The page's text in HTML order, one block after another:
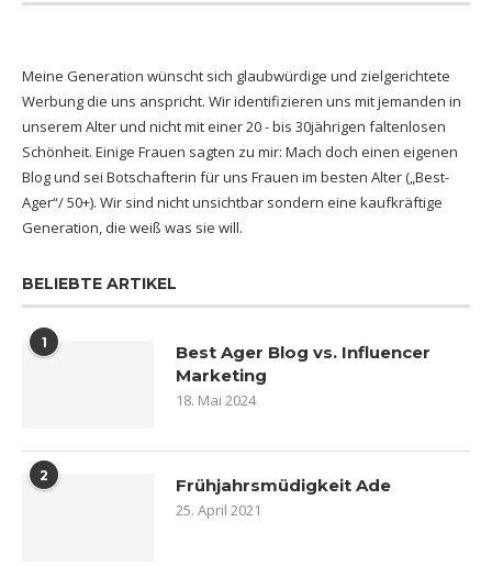
Meine Generation wünscht sich glaubwürdige und zielgerichtete
Werbung die uns anspricht. Wir identifizieren uns mit jemanden in
unserem Alter und nicht mit einer 20 - bis 30jährigen faltenlosen
Schönheit. Einige Frauen sagten zu mir: Mach doch einen eigenen
Blog und sei Botschafterin für uns Frauen im besten Alter („Best-
Ager“/ 50+). Wir sind nicht unsichtbar sondern eine kaufkräftige
Generation, die weiß was sie will.
BELIEBTE ARTIKEL
1
Best Ager Blog vs. Influencer
Marketing
18. Mai 2024
2 Frühjahrsmüdigkeit Ade
25. April 2021